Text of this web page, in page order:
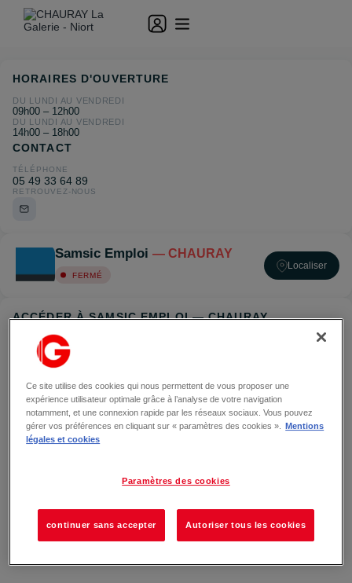
Samsic Emploi — CHAURAY
FERMÉ
Localiser
ACCÉDER À SAMSIC EMPLOI — CHAURAY
HORAIRES D'OUVERTURE
DU LUNDI AU VENDREDI
09h00 – 12h00
DU LUNDI AU VENDREDI
14h00 – 18h00
CONTACT
TÉLÉPHONE
05 49 33 64 89
RETROUVEZ-NOUS
Ce site utilise des cookies qui nous permettent de vous proposer une
expérience utilisateur optimale grâce à l’analyse de votre navigation
notamment, et une connexion rapide par les réseaux sociaux. Vous pouvez
gérer vos préférences en cliquant sur « paramètres des cookies ».
Mentions
légales et cookies
Paramètres des cookies
continuer sans accepter Autoriser tous les cookies